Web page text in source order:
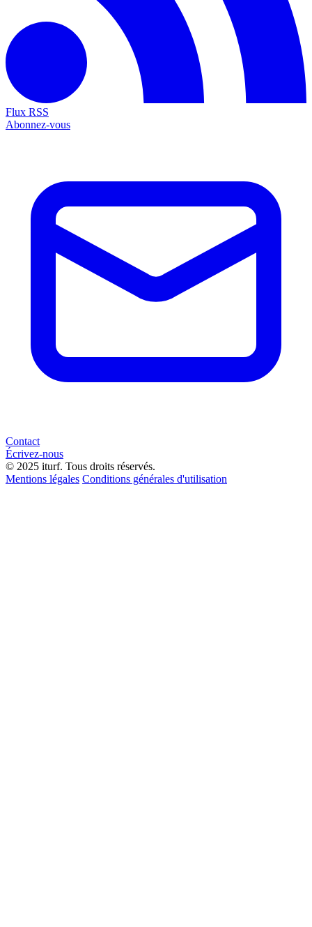
Flux RSS
Abonnez-vous
Contact
Écrivez-nous
© 2025 iturf. Tous droits réservés.
Mentions légales Conditions générales d'utilisation